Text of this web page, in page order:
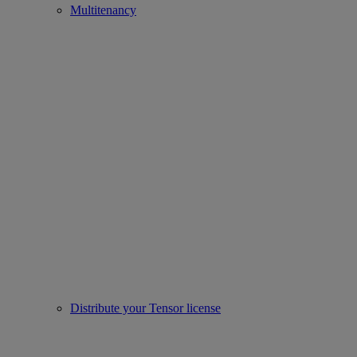
Multitenancy
Distribute your Tensor license